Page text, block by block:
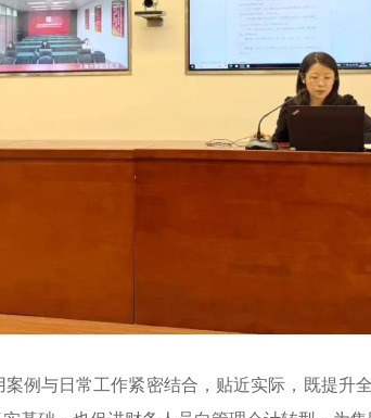
例与日常工作紧密结合，贴近实际，既提